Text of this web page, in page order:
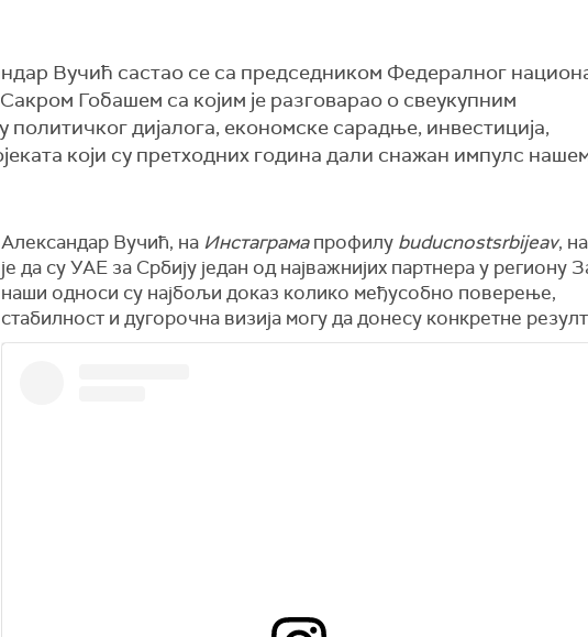
Вучић састао се са председником Федералног
Гобашем са којим је разговарао о свеукупним
дијалога, економске сарадње, инвестиција,
који су претходних година дали снажан импулс
Александар Вучић, на Инстаграмапрофилу buducnostsrbijeav,
је да су УАЕ за Србију један од најважнијих партнера у региону
наши односи су најбољи доказ колико међусобно поверење,
стабилност и дугорочна визија могу да донесу конкретне